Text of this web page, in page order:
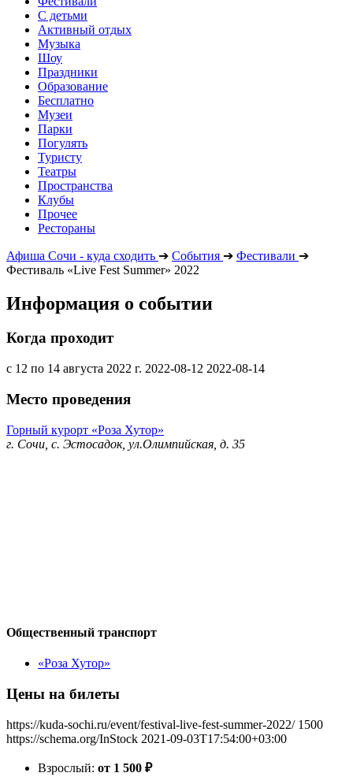
С детьми
Активный отдых
Музыка
Шоу
Праздники
Образование
Бесплатно
Музеи
Парки
Погулять
Туристу
Театры
Пространства
Клубы
Прочее
Рестораны
Афиша Сочи - куда сходить ➔ События ➔ Фестивали ➔
Фестиваль «Live Fest Summer» 2022
Информация о событии
Когда проходит
с 12 по 14 августа 2022 г. 2022-08-12 2022-08-14
Место проведения
Горный курорт «Роза Хутор»
г. Сочи, с. Эстосадок, ул.Олимпийская, д. 35
Общественный транспорт
«Роза Хутор»
Цены на билеты
https://kuda-sochi.ru/event/festival-live-fest-summer-2022/ 1500
https://schema.org/InStock 2021-09-03T17:54:00+03:00
Взрослый: от 1 500 ₽